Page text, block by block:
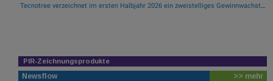
Tecnotree verzeichnet im ersten Halbjahr 2026 ein zweistelliges Gewinnwachstum und eine beschleunigte Einführungsdynamik
PIR-Zeichnungsprodukte
Newsflow >> mehr